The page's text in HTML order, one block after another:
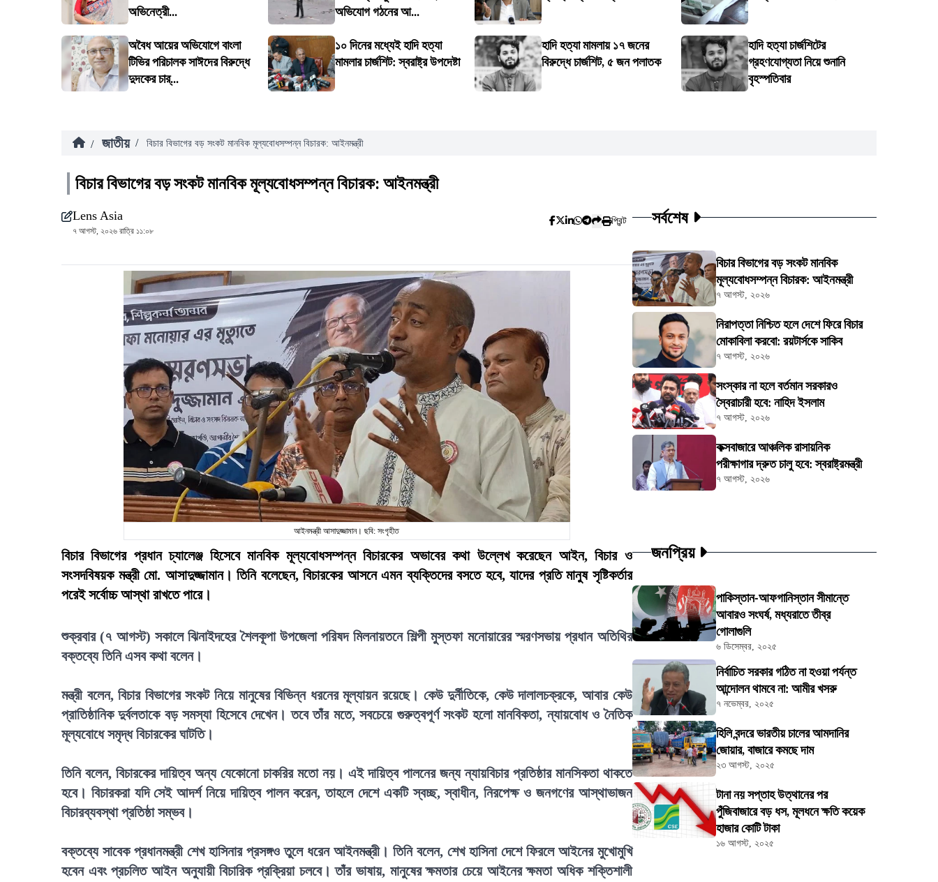
অভিনেত্রী...
অভিযোগ গঠনের আ...
অবৈধ আয়ের অভিযোগে বাংলা
টিভির পরিচালক সাঈদের বিরুদ্ধে
দুদকের চার্...
১০ দিনের মধ্যেই হাদি হত্যা
মামলার চার্জশিট: স্বরাষ্ট্র উপদেষ্টা
হাদি হত্যা মামলায় ১৭ জনের
বিরুদ্ধে চার্জশিট, ৫ জন পলাতক
হাদি হত্যা চার্জশিটের
গ্রহণযোগ্যতা নিয়ে শুনানি
বৃহস্পতিবার
/ জাতীয় / বিচার বিভাগের বড় সংকট মানবিক মূল্যবোধসম্পন্ন বিচারক: আইনমন্ত্রী
বিচার বিভাগের বড় সংকট মানবিক মূল্যবোধসম্পন্ন বিচারক: আইনমন্ত্রী
Lens Asia
৭ আগস্ট, ২০২৬ রাত্রি ১১:০৮
প্রিন্ট
আইনমন্ত্রী আসাদুজ্জামান। ছবি: সংগৃহীত
বিচার বিভাগের প্রধান চ্যালেঞ্জ হিসেবে মানবিক মূল্যবোধসম্পন্ন বিচারকের অভাবের কথা উল্লেখ করেছেন আইন, বিচার ও
সংসদবিষয়ক মন্ত্রী মো. আসাদুজ্জামান। তিনি বলেছেন, বিচারকের আসনে এমন ব্যক্তিদের বসতে হবে, যাদের প্রতি মানুষ সৃষ্টিকর্তার
পরেই সর্বোচ্চ আস্থা রাখতে পারে।
শুক্রবার (৭ আগস্ট) সকালে ঝিনাইদহের শৈলকূপা উপজেলা পরিষদ মিলনায়তনে শিল্পী মুস্তফা মনোয়ারের স্মরণসভায় প্রধান অতিথির
বক্তব্যে তিনি এসব কথা বলেন।
মন্ত্রী বলেন, বিচার বিভাগের সংকট নিয়ে মানুষের বিভিন্ন ধরনের মূল্যায়ন রয়েছে। কেউ দুর্নীতিকে, কেউ দালালচক্রকে, আবার কেউ
প্রাতিষ্ঠানিক দুর্বলতাকে বড় সমস্যা হিসেবে দেখেন। তবে তাঁর মতে, সবচেয়ে গুরুত্বপূর্ণ সংকট হলো মানবিকতা, ন্যায়বোধ ও নৈতিক
মূল্যবোধে সমৃদ্ধ বিচারকের ঘাটতি।
তিনি বলেন, বিচারকের দায়িত্ব অন্য যেকোনো চাকরির মতো নয়। এই দায়িত্ব পালনের জন্য ন্যায়বিচার প্রতিষ্ঠার মানসিকতা থাকতে
হবে। বিচারকরা যদি সেই আদর্শ নিয়ে দায়িত্ব পালন করেন, তাহলে দেশে একটি স্বচ্ছ, স্বাধীন, নিরপেক্ষ ও জনগণের আস্থাভাজন
বিচারব্যবস্থা প্রতিষ্ঠা সম্ভব।
বক্তব্যে সাবেক প্রধানমন্ত্রী শেখ হাসিনার প্রসঙ্গও তুলে ধরেন আইনমন্ত্রী। তিনি বলেন, শেখ হাসিনা দেশে ফিরলে আইনের মুখোমুখি
হবেন এবং প্রচলিত আইন অনুযায়ী বিচারিক প্রক্রিয়া চলবে। তাঁর ভাষায়, মানুষের ক্ষমতার চেয়ে আইনের ক্ষমতা অধিক শক্তিশালী
সর্বশেষ
বিচার বিভাগের বড় সংকট মানবিক
মূল্যবোধসম্পন্ন বিচারক: আইনমন্ত্রী
৭ আগস্ট, ২০২৬
নিরাপত্তা নিশ্চিত হলে দেশে ফিরে বিচার
মোকাবিলা করবো: রয়টার্সকে সাকিব
৭ আগস্ট, ২০২৬
সংস্কার না হলে বর্তমান সরকারও
স্বৈরাচারী হবে: নাহিদ ইসলাম
৭ আগস্ট, ২০২৬
কক্সবাজারে আঞ্চলিক রাসায়নিক
পরীক্ষাগার দ্রুত চালু হবে: স্বরাষ্ট্রমন্ত্রী
৭ আগস্ট, ২০২৬
জনপ্রিয়
পাকিস্তান-আফগানিস্তান সীমান্তে
আবারও সংঘর্ষ, মধ্যরাতে তীব্র
গোলাগুলি
৬ ডিসেম্বর, ২০২৫
নির্বাচিত সরকার গঠিত না হওয়া পর্যন্ত
আন্দোলন থামবে না: আমীর খসরু
৭ নভেম্বর, ২০২৫
হিলি বন্দরে ভারতীয় চালের আমদানির
জোয়ার, বাজারে কমছে দাম
২৩ আগস্ট, ২০২৫
টানা নয় সপ্তাহ উত্থানের পর
পুঁজিবাজারে বড় ধস, মূলধনে ক্ষতি কয়েক
হাজার কোটি টাকা
১৬ আগস্ট, ২০২৫